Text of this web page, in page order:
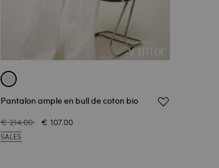
Pantalon ample en bull de coton bio
€ 214.00 € 107.00
SALES